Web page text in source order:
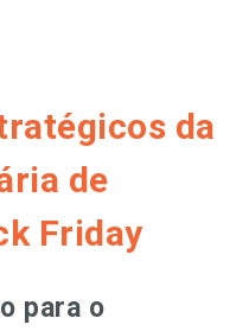
da
de
Friday
para o